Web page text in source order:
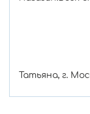
Татьяна, г.